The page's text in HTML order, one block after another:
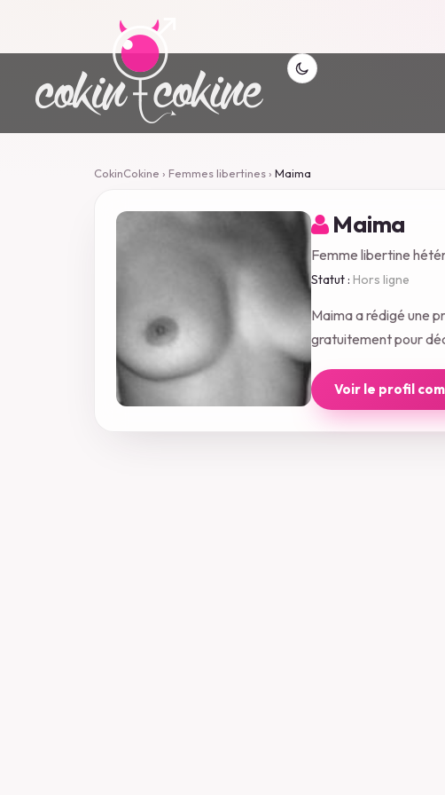
CokinCokine › Femmes libertines› Maima
Maima
Femme libertine
Statut : Hors ligne
Maima a rédigé une
gratuitement pour
Voir le profil